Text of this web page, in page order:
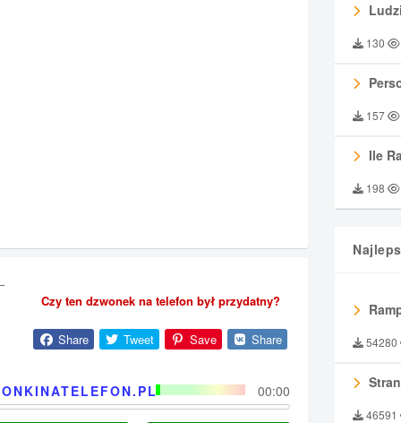
Czy ten dzwonek na telefon był przydatny?
Share Tweet Save Share
00:00
130
157
Ile
198
54280
46591